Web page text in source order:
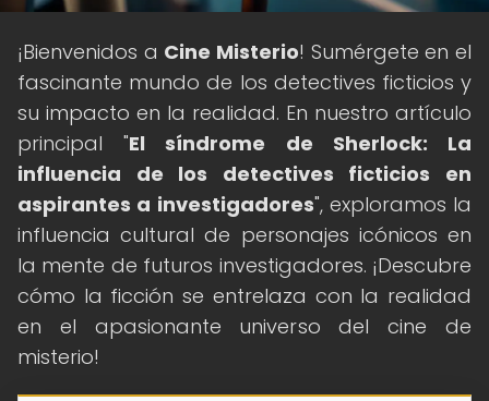
¡Bienvenidos a Cine Misterio! Sumérgete en el
fascinante mundo de los detectives ficticios y
su impacto en la realidad. En nuestro artículo
principal "El síndrome de Sherlock: La
influencia de los detectives ficticios en
aspirantes a investigadores", exploramos la
influencia cultural de personajes icónicos en
la mente de futuros investigadores. ¡Descubre
cómo la ficción se entrelaza con la realidad
en el apasionante universo del cine de
misterio!